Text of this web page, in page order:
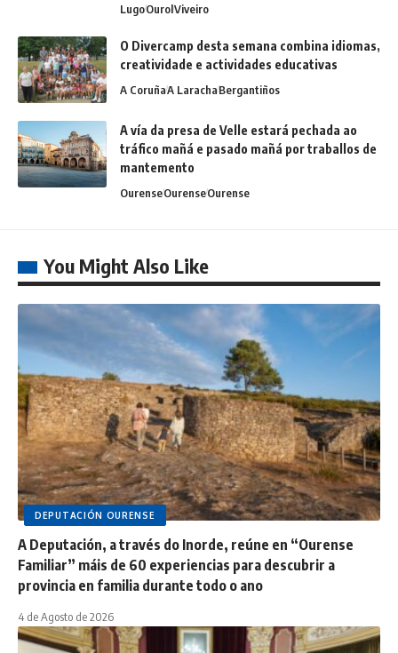
LugoOurolViveiro
O Divercamp desta semana combina idiomas,
creatividade e actividades educativas
A CoruñaA LarachaBergantiños
A vía da presa de Velle estará pechada ao
tráfico mañá e pasado mañá por traballos de
mantemento
OurenseOurenseOurense
You Might Also Like
DEPUTACIÓN OURENSE
A Deputación, a través do Inorde, reúne en “Ourense
Familiar” máis de 60 experiencias para descubrir a
provincia en familia durante todo o ano
4 de Agosto de 2026